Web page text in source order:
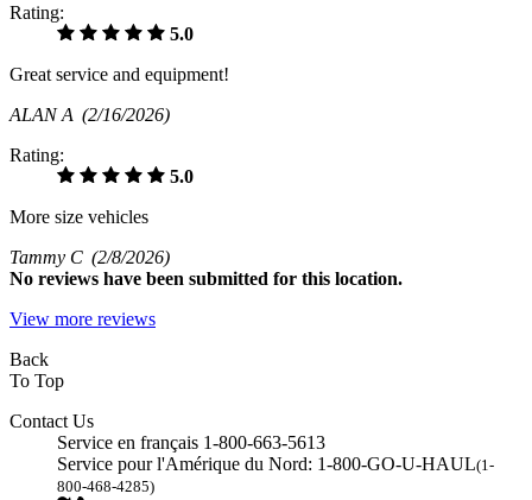
Rating:
5.0
Great service and equipment!
ALAN A (2/16/2026)
Rating:
5.0
More size vehicles
Tammy C (2/8/2026)
No reviews have been submitted for this location.
View more reviews
Back
To Top
Contact Us
Service en français 1-800-663-5613
Service pour l'Amérique du Nord: 1-800-GO-U-HAUL(1-
800-468-4285)